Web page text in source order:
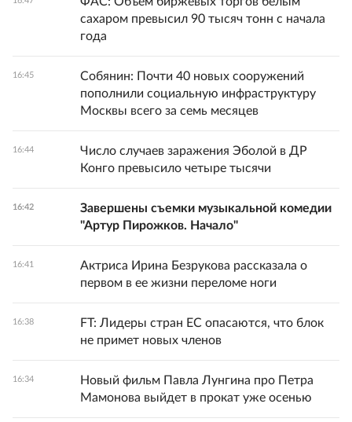
сахаром превысил 90 тысяч тонн с начала
года
16:45
Собянин: Почти 40 новых сооружений
пополнили социальную инфраструктуру
Москвы всего за семь месяцев
16:44
Число случаев заражения Эболой в ДР
Конго превысило четыре тысячи
16:42
Завершены съемки музыкальной комедии
"Артур Пирожков. Начало"
16:41
Актриса Ирина Безрукова рассказала о
первом в ее жизни переломе ноги
16:38
FT: Лидеры стран ЕС опасаются, что блок
не примет новых членов
16:34
Новый фильм Павла Лунгина про Петра
Мамонова выйдет в прокат уже осенью